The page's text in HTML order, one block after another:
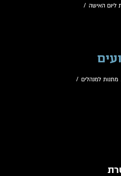
ליום האישה /
מתנות למנהלים /